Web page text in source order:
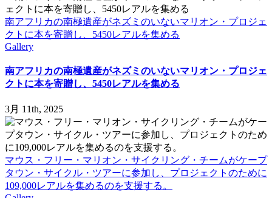
南アフリカの南極遺産がネズミのいないマリオン・プロジェ
クトに本を寄贈し、5450レアルを集める
Gallery
南アフリカの南極遺産がネズミのいないマリオン・プロジェ
クトに本を寄贈し、5450レアルを集める
3月 11th, 2025
マウス・フリー・マリオン・サイクリング・チームがケープ
タウン・サイクル・ツアーに参加し、プロジェクトのために
109,000レアルを集めるのを支援する。